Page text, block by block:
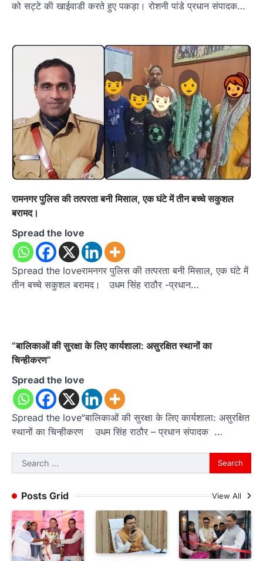
को सट्टे की खाईवाडी करते हुए पकड़ा। रोशनी पांडे प्रधान संपादक…
रामनगर पुलिस की तत्परता बनी मिसाल, एक घंटे में तीन बच्चे सकुशल
बरामद।
Spread the love
Spread the loveरामनगर पुलिस की तत्परता बनी मिसाल, एक घंटे में
तीन बच्चे सकुशल बरामद। उधम सिंह राठौर -प्रधान…
“बालिकाओं की सुरक्षा के लिए कार्यशाला: असुरक्षित स्थानों का
चिन्हीकरण”
Spread the love
Spread the love“बालिकाओं की सुरक्षा के लिए कार्यशाला: असुरक्षित
स्थानों का चिन्हीकरण उधम सिंह राठौर – प्रधान संपादक …
Search
for:
Posts Grid
View All